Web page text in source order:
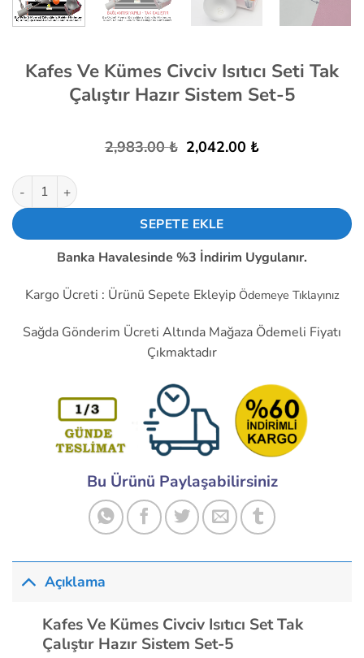
Kafes Ve Kümes Civciv Isıtıcı Seti Tak
Çalıştır Hazır Sistem Set-5
2,983.00₺ Orijinal
2,042.00 ₺Şu
Kafes Ve Kümes Civciv Isıtıcı Seti Tak Çalıştır Hazır Sistem
SEPETE EKLE
Banka Havalesinde %3 İndirim Uygulanır.
Kargo Ücreti : Ürünü Sepete Ekleyip Ödemeye Tıklayınız
Sağda Gönderim Ücreti Altında Mağaza Ödemeli Fiyatı
Çıkmaktadır
Bu Ürünü Paylaşabilirsiniz
Açıklama
Kafes Ve Kümes Civciv Isıtıcı Set Tak
Çalıştır Hazır Sistem Set-5